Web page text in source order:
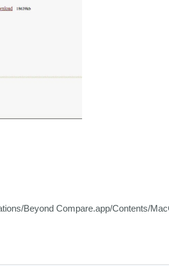
Beyond Compare.app/Contents/